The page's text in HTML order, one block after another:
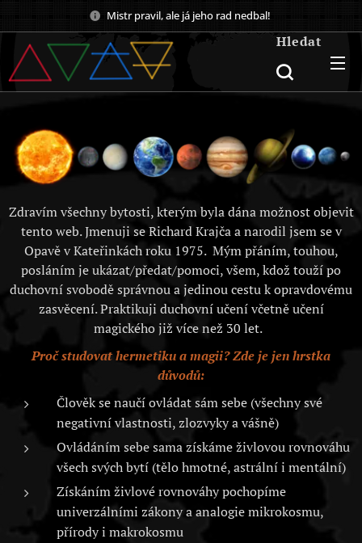
Mistr pravil, ale já jeho rad nedbal!
Hledat
Zdravím všechny bytosti, kterým byla dána možnost objevit
tento web. Jmenuji se Richard Krajča a narodil jsem se v
Opavě v Kateřinkách roku 1975. Mým přáním, touhou,
posláním je ukázat/předat/pomoci, všem, kdož touží po
duchovní svobodě správnou a jedinou cestu k opravdovému
zasvěcení. Praktikuji duchovní učení včetně učení
magického již více než 30 let.
Proč studovat hermetiku a magii? Zde je jen hrstka
důvodů:
Člověk se naučí ovládat sám sebe (všechny své
negativní vlastnosti, zlozvyky a vášně)
Ovládáním sebe sama získáme živlovou rovnováhu
všech svých bytí (tělo hmotné, astrální i mentální)
Získáním živlové rovnováhy pochopíme
univerzálními zákony a analogie mikrokosmu,
přírody i makrokosmu